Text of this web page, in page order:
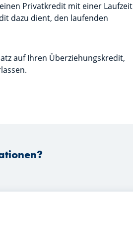
Privatkredit mit einer Laufzeit
dazu dient, den laufenden
auf Ihren Überziehungskredit,